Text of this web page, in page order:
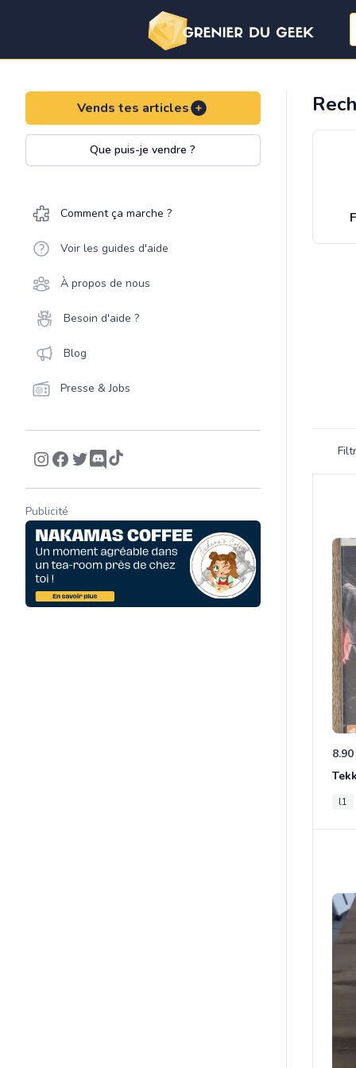
Vends tes articles
Que puis-je vendre ?
Comment ça marche ?
Voir les guides d'aide
À propos de nous
Besoin d'aide ?
Blog
Presse & Jobs
Publicité
l1